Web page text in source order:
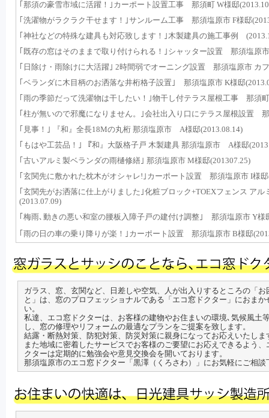
｢那須の豪雪市域に活躍！｣カーポート設置工事 那須町 W様邸
｢洗濯物がラクラク干せます！｣サンルーム工事 那須塩原市 F様邸
｢神社などの特殊な建具も対応致します！｣木製建具の施工事例
｢既存の窓はそのままで取り付けられる！｣シャッター設置 那須塩原
｢日除け・雨除けに大活躍｣ 2時間弱でオーニング設置 那須塩原市 カ
｢ベランダに木目柄のお洒落な井桁格子設置｣ 那須塩原市 K様邸
｢雨の季節だって洗濯物は干したい！｣物干し付テラス屋根工事 那須町
｢柱が無いので邪魔になりません。｣会社出入り口にテラス屋根設置
｢見事！｣ 『和』全長18Mの丸桁 那須塩原市 A様邸(2013.08.14)
｢もはや工芸品！｣ 『和』大阪格子戸 木製建具 那須塩原市 A様邸
｢古いアルミ製ベランダの雨樋修繕｣ 那須塩原市 M様邸(201307.25)
｢玄関先に敷かれた枕木がオシャレ!｣カーポート設置 那須塩原市 I様邸
｢玄関先がお洒落に仕上がりました｣化粧ブロック+TOEXフェンス ア
(2013.07.09)
｢梅雨､動きの悪い和室の腰板入障子戸の建付け調整｣ 那須塩原市 Y様
｢雨の日の車の乗り降りが楽！｣カーポート設置 那須塩原市 B様邸
ガラス、窓、玄関など、日差しや空気、人が出入りするところの「お
と」は、窓のプロフェッショナルである「エコ窓ドクター」におまか
い。
私達、エコ窓ドクターは、お客様の建物やお住まいの環境､気候風土
し、窓の修理やリフォームの最適なプランをご提案を致します。
結露・断熱対策、防犯対策、防災対策に親身になってお応えいたしま
また地域に密着したサービスでお客様のご要望にお応えできるよう、
クターは定期的に勉強会や意見交換会を開いております。
那須塩原市のエコ窓ドクター「黒澤（くろさわ）」にお気軽にご相談